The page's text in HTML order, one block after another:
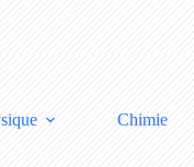
Chimie